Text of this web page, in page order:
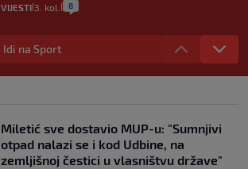
VIJESTI 3. kol. 8
Selidba je jedno od stresnijih iskustava.
Evo aktualnih cijena i nekoliko savjeta
0
automobilom na Hvar iz Zagreba, a
koliko iz Osijeka
VIJESTI 2. kol. 14
Idi na Sport
Miletić sve dostavio MUP-u: "Sumnjivi
otpad nalazi se i kod Udbine, na
zemljišnoj čestici u vlasništvu države"